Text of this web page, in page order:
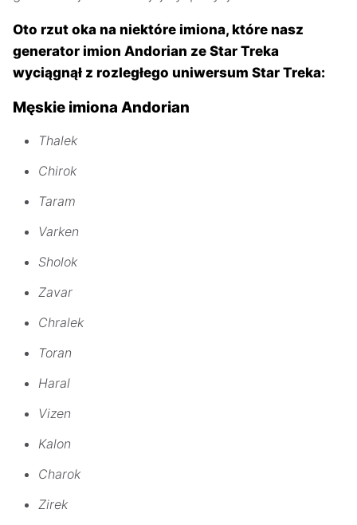
Oto rzut oka na niektóre imiona, które nasz
generator imion Andorian ze Star Treka
wyciągnął z rozległego uniwersum Star Treka:
Męskie imiona Andorian
Thalek
Chirok
Taram
Varken
Sholok
Zavar
Chralek
Toran
Haral
Vizen
Kalon
Charok
Zirek